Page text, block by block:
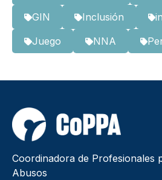
GIN
Inclusión
Juego
NNA
Coordinadora de Profesionales
Abusos